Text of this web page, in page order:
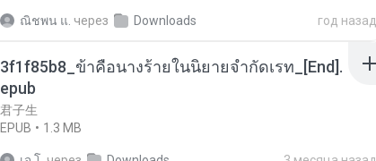
ณิชพน แ. через Downloads год назад
3f1f85b8_ข้าคือนางร้ายในนิยายจำกัดเรท_[End].
epub
君子生
EPUB
1.3 MB